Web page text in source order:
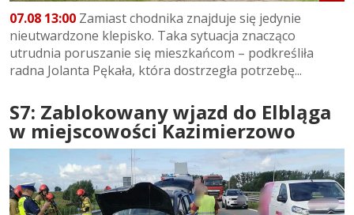
07.08 13:00 Zamiast chodnika znajduje się jedynie
nieutwardzone klepisko. Taka sytuacja znacząco
utrudnia poruszanie się mieszkańcom – podkreśliła
radna Jolanta Pękała, która dostrzegła potrzebę...
S7: Zablokowany wjazd do Elbląga
w miejscowości Kazimierzowo